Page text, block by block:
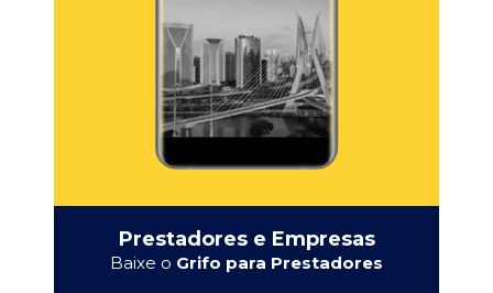
Prestadores e Empresas
Baixe o Grifo para Prestadores